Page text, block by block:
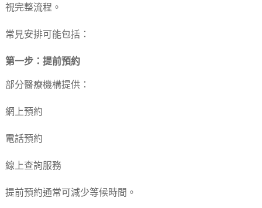
視完整流程。
常見安排可能包括：
第一步：提前預約
部分醫療機構提供：
網上預約
電話預約
線上查詢服務
提前預約通常可減少等候時間。